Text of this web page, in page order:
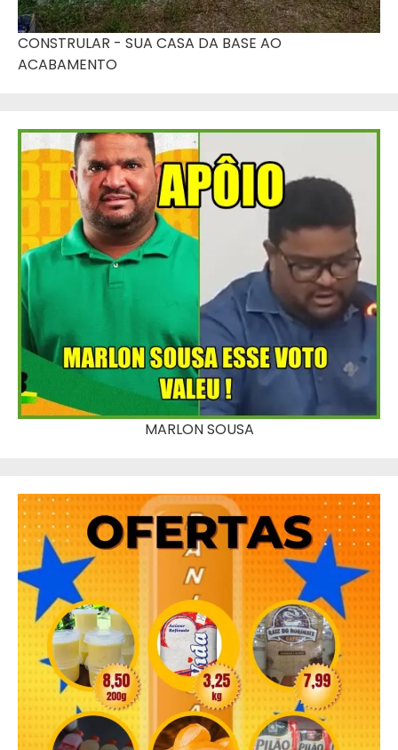
CONSTRULAR - SUA CASA DA BASE AO
ACABAMENTO
MARLON SOUSA